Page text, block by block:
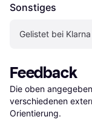
Sonstiges
Gelistet bei Klarna
Feedback
Die oben
verschiedenen
Orientierung.